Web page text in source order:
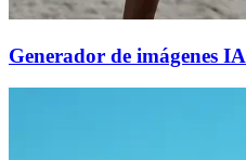
Generador de imágenes IA